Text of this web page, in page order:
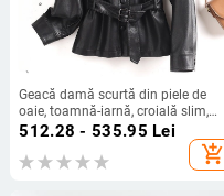
Geacă damă scurtă din piele de
oaie, toamnă-iarnă, croială slim,
mâneci lungi, guler pătrat, stil
512.28 - 535.95 Lei
add_shopping_cart